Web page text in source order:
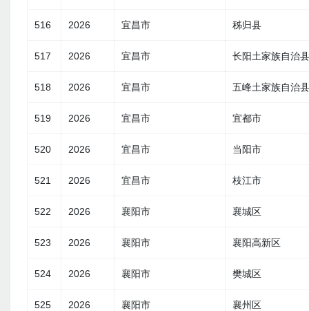
516 2026 宜昌市 秭归县
517 2026 宜昌市 长阳土家族自治县
518 2026 宜昌市 五峰土家族自治县
519 2026 宜昌市 宜都市
520 2026 宜昌市 当阳市
521 2026 宜昌市 枝江市
522 2026 襄阳市 襄城区
523 2026 襄阳市 襄阳高新区
524 2026 襄阳市 樊城区
525 2026 襄阳市 襄州区